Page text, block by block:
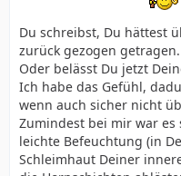
Du schreibst, Du hättest
zurück gezogen
Oder belässt Du jetzt
Ich habe das Gefühl,
wenn auch sicher nicht
Zumindest bei mir war es
leichte Befeuchtung (in
Schleimhaut Deiner